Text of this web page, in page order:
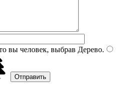
вы человек, выбрав Дерево.